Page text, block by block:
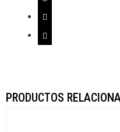
PRODUCTOS